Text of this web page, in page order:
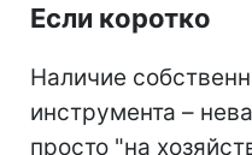
Если коротко
Наличие
инструмента –
просто "на